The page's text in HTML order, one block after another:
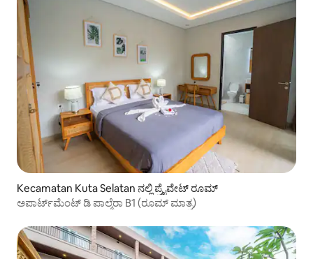
Kecamatan Kuta Selatan ನಲ್ಲಿ ಪ್ರೈವೇಟ್ ರೂಮ್
ಅಪಾರ್ಟ್‌ಮೆಂಟ್ ಡಿ ಪಾಲ್ಮೆರಾ B1 (ರೂಮ್ ಮಾತ್ರ)